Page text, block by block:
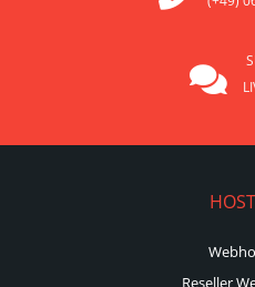
Reseller